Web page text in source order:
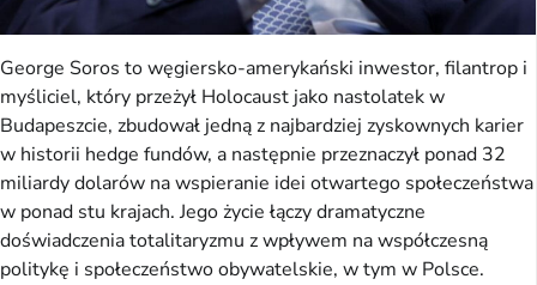
George Soros to węgiersko-amerykański inwestor, filantrop i
myśliciel, który przeżył Holocaust jako nastolatek w
Budapeszcie, zbudował jedną z najbardziej zyskownych karier
w historii hedge fundów, a następnie przeznaczył ponad 32
miliardy dolarów na wspieranie idei otwartego społeczeństwa
w ponad stu krajach. Jego życie łączy dramatyczne
doświadczenia totalitaryzmu z wpływem na współczesną
politykę i społeczeństwo obywatelskie, w tym w Polsce.